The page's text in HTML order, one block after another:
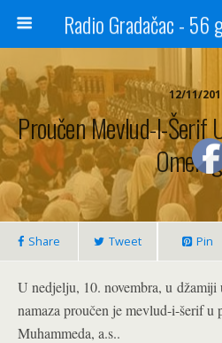
12/11/
Proučen Mevlud-I-Šerif
Share Tweet Pin
U nedjelju, 10. novembra, u džamiji
namaza proučen je mevlud-i-šerif u
Muhammeda, a.s..